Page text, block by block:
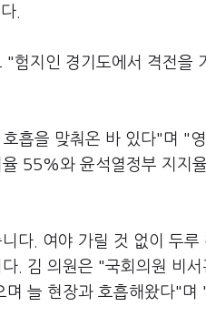
.
험지인 경기도에서 격전을
흡을 맞춰온 바 있다"며 "
55%와 윤석열정부 지지
다. 여야 가릴 것 없이 두
. 김 의원은 "국회의원 비
늘 현장과 호흡해왔다"며